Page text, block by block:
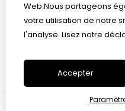
Service client
Retour de marchandise
Web.Nous partageons
votre utilisation de notre
l'analyse. Lisez notre
Accepter